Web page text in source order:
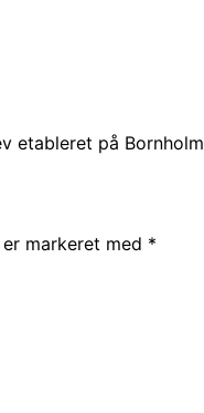
etableret på Bornholm
markeret med *